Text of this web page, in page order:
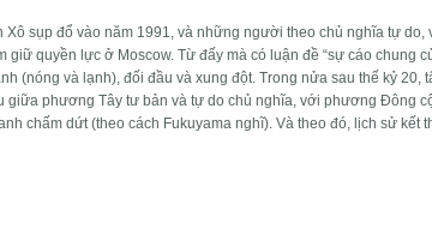
sụp đổ vào năm 1991, và những người theo chủ nghĩa tự do,
quyền lực ở Moscow. Từ đấy mà có luận đề “sự cáo chung
(nóng và lạnh), đối đầu và xung đột. Trong nửa sau thế kỷ 20,
giữa phương Tây tư bản và tự do chủ nghĩa, với phương Đông
chấm dứt (theo cách Fukuyama nghĩ). Và theo đó, lịch sử kết